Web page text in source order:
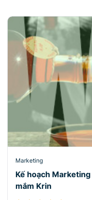
Marketing
Kế hoạch
mắm Krin